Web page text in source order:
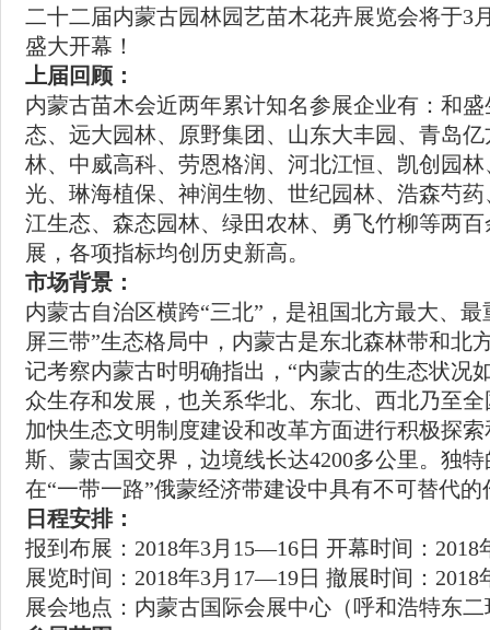
二十二届内蒙古园林园艺苗木花卉展览会将于3
盛大开幕！
上届回顾：
内蒙古苗木会近两年累计知名参展企业有：和
态、远大园林、原野集团、山东大丰园、青岛
林、中威高科、劳恩格润、河北江恒、凯创园
光、琳海植保、神润生物、世纪园林、浩森芍
江生态、森态园林、绿田农林、勇飞竹柳等两
展，各项指标均创历史新高。
市场背景：
内蒙古自治区横跨“三北”，是祖国北方最大、
屏三带”生态格局中，内蒙古是东北森林带和北
记考察内蒙古时明确指出，“内蒙古的生态状况
众生存和发展，也关系华北、东北、西北乃至
加快生态文明制度建设和改革方面进行积极探
斯、蒙古国交界，边境线长达4200多公里。独
在“一带一路”俄蒙经济带建设中具有不可替代的
日程安排：
报到布展：2018年3月15—16日 开幕时间：2018
展览时间：2018年3月17—19日 撤展时间：2018
展会地点：内蒙古国际会展中心（呼和浩特东